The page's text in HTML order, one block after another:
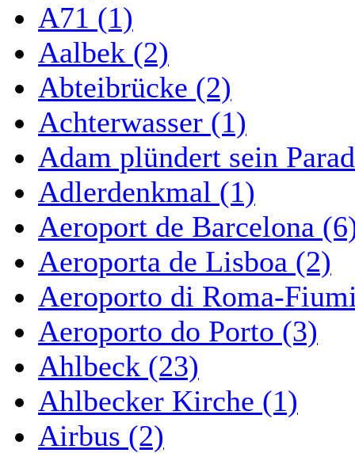
A71 (1)
Aalbek (2)
Abteibrücke (2)
Achterwasser (1)
Adam plündert sein
Adlerdenkmal (1)
Aeroport de Barcelona
Aeroporta de Lisboa (2)
Aeroporto di Roma-
Aeroporto do Porto (3)
Ahlbeck (23)
Ahlbecker Kirche (1)
Airbus (2)